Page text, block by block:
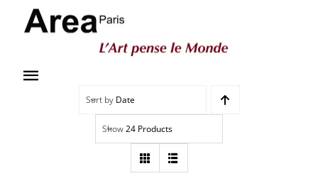
Toggle
Navigation
Sort by Date
Show24 Products